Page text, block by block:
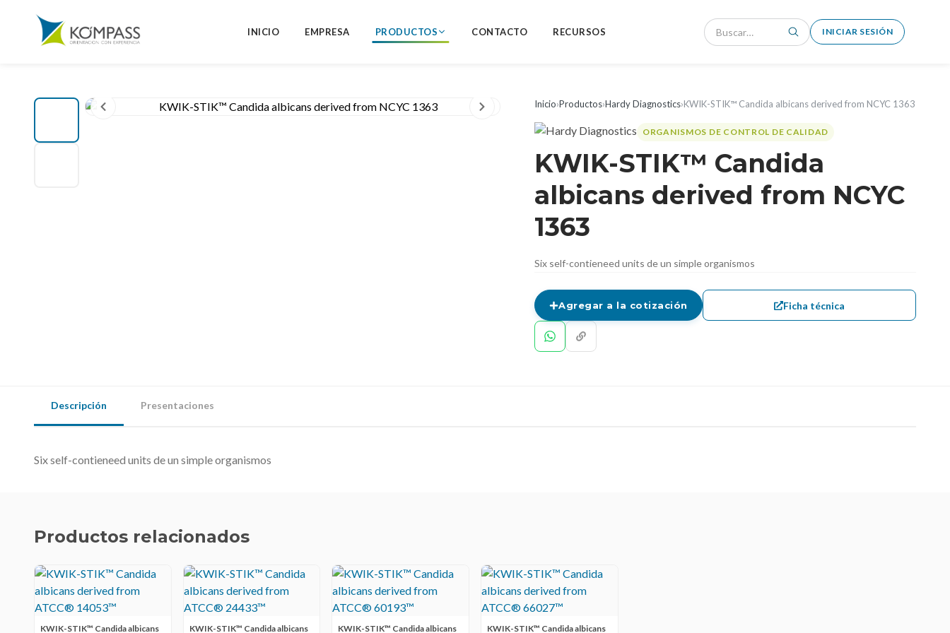
INICIO EMPRESA PRODUCTOS CONTACTO RECURSOS INICIAR SESIÓN
Inicio›Productos›Hardy Diagnostics›KWIK-STIK™ Candida albicans derived from NCYC 1363
ORGANISMOS DE CONTROL DE CALIDAD
KWIK-STIK™ Candida
albicans derived from NCYC
1363
Six self-contieneed units de un simple organismos
Agregar a la cotización Ficha técnica
Descripción Presentaciones
Six self-contieneed units de un simple organismos
Productos relacionados
KWIK-STIK™ Candida albicans
KWIK-STIK™ Candida albicans
KWIK-STIK™ Candida albicans
KWIK-STIK™ Candida albicans